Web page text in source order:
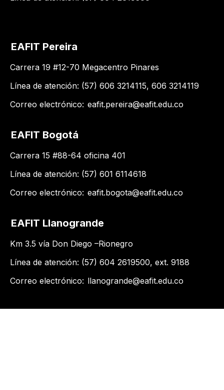
EAFIT Pereira
Carrera 19 #12-70 Megacentro Pinares
Línea de atención: (57) 606 3214115, 606 3214119
Correo electrónico: eafit.pereira@eafit.edu.co
EAFIT Bogotá
Carrera 15 #88-64 oficina 401
Línea de atención: (57) 601 6114618
Correo electrónico: eafit.bogota@eafit.edu.co
EAFIT Llanogrande
Km 3.5 vía Don Diego –Rionegro
Línea de atención: (57) 604 2619500​, ext. 9188
Correo electrónico: llanogrande@eafit.edu.co